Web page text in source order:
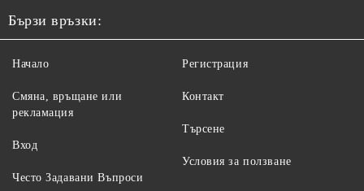
Бързи връзки:
Начало
Смяна, връщане или
рекламация
Вход
Често Задавани Въпроси
Регистрация
Контакт
Търсене
Условия за ползване